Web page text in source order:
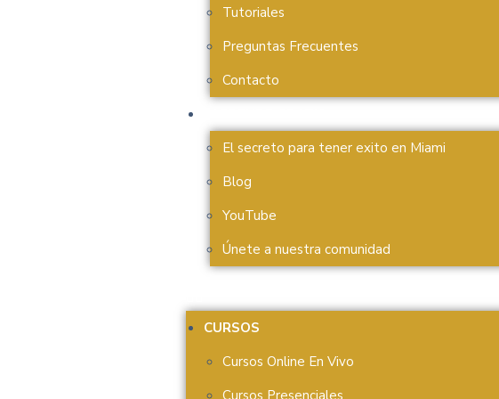
Tutoriales
Preguntas Frecuentes
Contacto
El secreto para tener exito en Miami
Blog
YouTube
Únete a nuestra comunidad
CURSOS
Cursos Online En Vivo